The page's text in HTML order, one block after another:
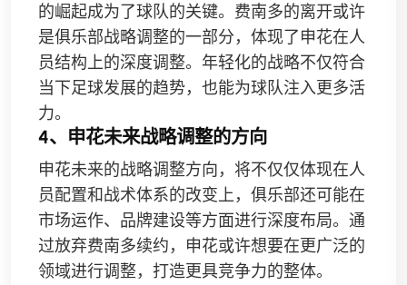
的崛起成为了球队的关键。费南多的离开或许
是俱乐部战略调整的一部分，体现了申花在人
员结构上的深度调整。年轻化的战略不仅符合
当下足球发展的趋势，也能为球队注入更多活
力。
4、申花未来战略调整的方向
申花未来的战略调整方向，将不仅仅体现在人
员配置和战术体系的改变上，俱乐部还可能在
市场运作、品牌建设等方面进行深度布局。通
过放弃费南多续约，申花或许想要在更广泛的
领域进行调整，打造更具竞争力的整体。